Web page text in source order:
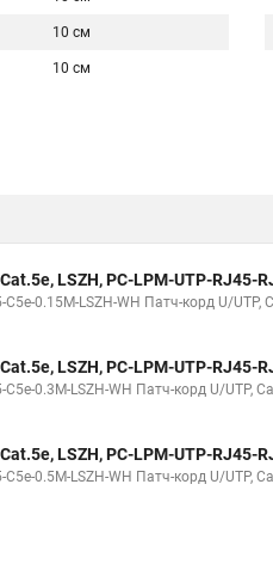
10 см
10 см
LSZH, PC-LPM-UTP-RJ45-
C5e-0.15M-LSZH-WH Патч-корд U/UTP,
LSZH, PC-LPM-UTP-RJ45-
C5e-0.3M-LSZH-WH Патч-корд U/UTP,
LSZH, PC-LPM-UTP-RJ45-
C5e-0.5M-LSZH-WH Патч-корд U/UTP,